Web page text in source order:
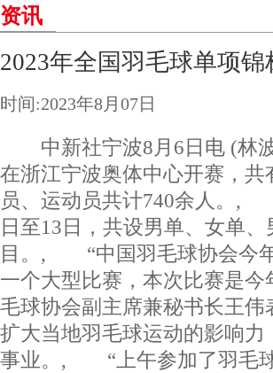
资讯
2023年全国羽毛球单项
时间:2023年8月07日
中新社宁波8月6日电 (林波
在浙江宁波奥体中心开赛，
员、运动员共计740余人。,
日至13日，共设男单、女单
目。, “中国羽毛球协会今
一个大型比赛，本次比赛是
毛球协会副主席兼秘书长王
扩大当地羽毛球运动的影响
事业。, “上午参加了羽毛球